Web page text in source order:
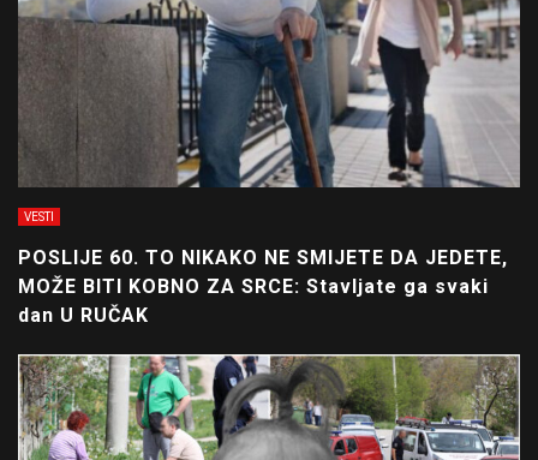
VESTI
POSLIJE 60. TO NIKAKO NE SMIJETE DA JEDETE,
MOŽE BITI KOBNO ZA SRCE: Stavljate ga svaki
dan U RUČAK